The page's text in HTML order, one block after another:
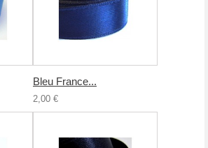
Bleu France...
2,00 €